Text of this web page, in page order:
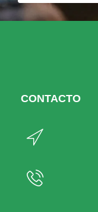
CONTACTO